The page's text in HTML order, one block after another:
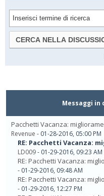
Messaggi in
Pacchetti Vacanza:
Revenue - 01-28-2016, 05:00 PM
RE: Pacchetti Vacanza:
LD009- 01-29-2016, 09:23 AM
RE: Pacchetti Vacanza:
- 01-29-2016, 09:48 AM
RE: Pacchetti Vacanza:
- 01-29-2016, 12:27 PM